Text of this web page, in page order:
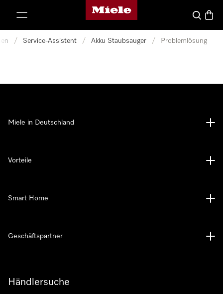
Miele-Homepage
Suche
/ Service-Assistent / Akku Staubsauger / Problemlösung
Händlersuche
Miele in Deutschland
Vorteile
Smart Home
Geschäftspartner